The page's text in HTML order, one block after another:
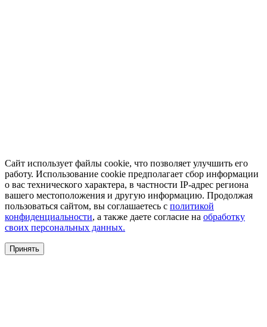
Сайт использует файлы cookie, что позволяет улучшить его
работу. Использование cookie предполагает сбор информации
о вас технического характера, в частности IP-адрес региона
вашего местоположения и другую информацию. Продолжая
пользоваться сайтом, вы соглашаетесь с политикой
конфиденциальности, а также даете согласие на обработку
своих персональных данных.
Принять